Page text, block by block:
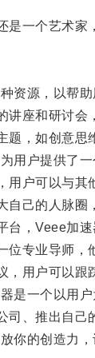
一个艺术家
源，以帮助
座和研讨会
，如创意思维
户提供了一
户可以与其
己的人脉圈
，Veee加速
专业导师，
用户可以跟
一个以用户
、推出自己
的创造力，